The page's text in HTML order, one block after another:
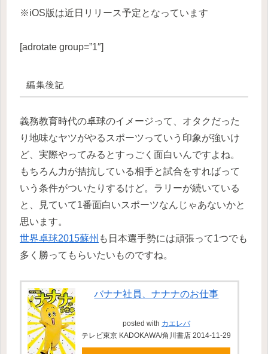
※iOS版は近日リリース予定となっています
[adrotate group=”1″]
編集後記
義務教育時代の卓球のイメージって、オタクだった
り地味なヤツがやるスポーツっていう印象が強いけ
ど、実際やってみるとすっごく面白いんですよね。
もちろん力が拮抗している相手と試合をすればって
いう条件がついたりするけど。ラリーが続いている
と、見ていて1番面白いスポーツなんじゃあないかと
思います。
世界卓球2015蘇州 も日本選手勢には頑張って1つでも
多く勝ってもらいたいものですね。
バナナ社員、ナナナのお仕事
posted with カエレバ
テレビ東京 KADOKAWA/角川書店 2014-11-29